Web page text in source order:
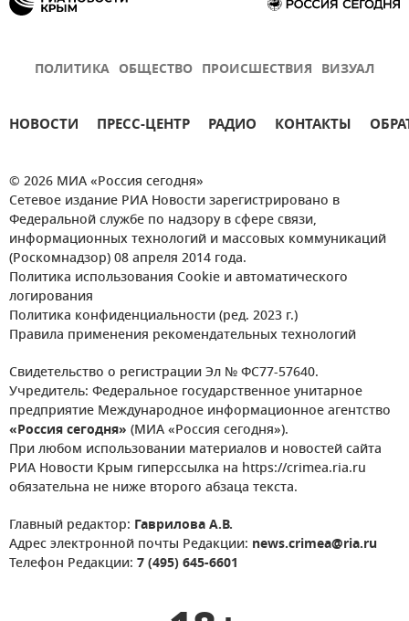
ПОЛИТИКА ОБЩЕСТВО ПРОИСШЕСТВИЯ ВИЗУАЛ
НОВОСТИ ПРЕСС-ЦЕНТР РАДИО КОНТАКТЫ
© 2026 МИА «Россия сегодня»
Сетевое издание РИА Новости зарегистрировано в
Федеральной службе по надзору в сфере связи,
информационных технологий и массовых коммуникаций
(Роскомнадзор) 08 апреля 2014 года.
Политика использования Cookie и автоматического
логирования
Политика конфиденциальности (ред. 2023 г.)
Правила применения рекомендательных технологий
Свидетельство о регистрации Эл № ФС77-57640.
Учредитель: Федеральное государственное унитарное
предприятие Международное информационное агентство
«Россия сегодня» (МИА «Россия сегодня»).
При любом использовании материалов и новостей сайта
РИА Новости Крым гиперссылка на https://crimea.ria.ru
обязательна не ниже второго абзаца текста.
Главный редактор: Гаврилова А.В.
Адрес электронной почты Редакции: news.crimea@ria.ru
Телефон Редакции: 7 (495) 645-6601